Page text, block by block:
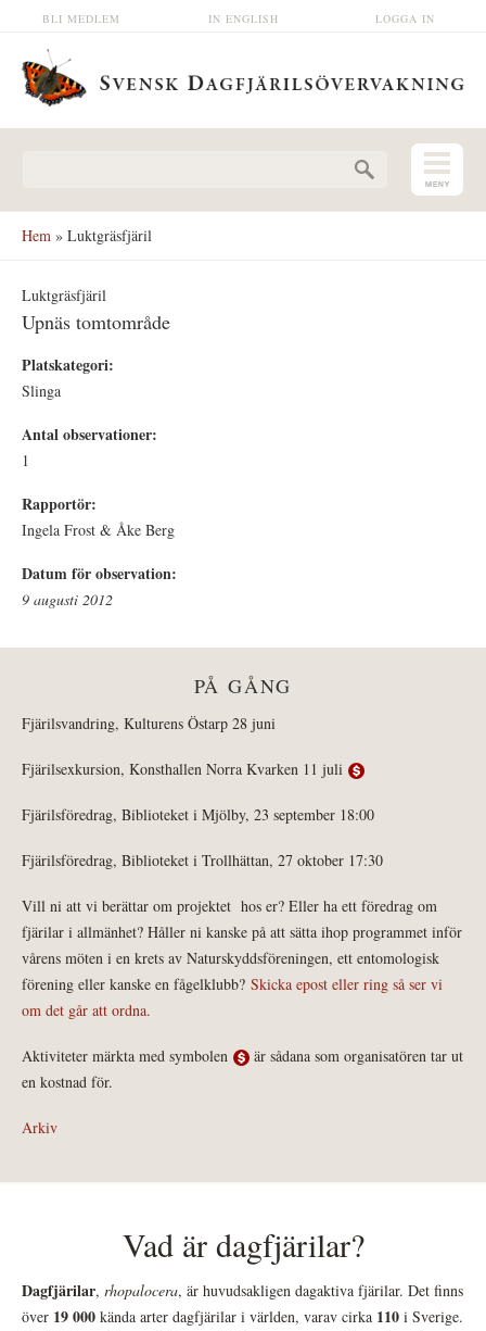
Hoppa till huvudinnehåll LOGGA IN
IN ENGLISH
BLI MEDLEM
Hem » Luktgräsfjäril
Luktgräsfjäril
Upnäs tomtområde
Platskategori:
Slinga
Antal observationer:
1
Rapportör:
Ingela Frost & Åke Berg
Datum för observation:
9 augusti 2012
PÅ GÅNG
Fjärilsvandring, Kulturens Östarp 28 juni
Fjärilsexkursion, Konsthallen Norra Kvarken 11 juli
Fjärilsföredrag, Biblioteket i Mjölby, 23 september 18:00
Fjärilsföredrag, Biblioteket i Trollhättan, 27 oktober 17:30
Vill ni att vi berättar om projektet hos er? Eller ha ett föredrag om
fjärilar i allmänhet? Håller ni kanske på att sätta ihop programmet inför
vårens möten i en krets av Naturskyddsföreningen, ett entomologisk
förening eller kanske en fågelklubb? Skicka epost eller ring så ser vi
om det går att ordna.
Aktiviteter märkta med symbolen
är sådana som organisatören tar ut
en kostnad för.
Arkiv
Vad är dagfjärilar?
Dagfjärilar, rhopalocera, är huvudsakligen dagaktiva fjärilar. Det finns
över 19 000 kända arter dagfjärilar i världen, varav cirka 110 i Sverige.